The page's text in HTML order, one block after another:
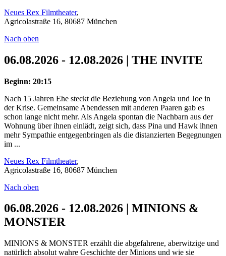
Neues Rex Filmtheater,
Agricolastraße 16, 80687 München
Nach oben
06.08.2026 - 12.08.2026 | THE INVITE
Beginn: 20:15
Nach 15 Jahren Ehe steckt die Beziehung von Angela und Joe in
der Krise. Gemeinsame Abendessen mit anderen Paaren gab es
schon lange nicht mehr. Als Angela spontan die Nachbarn aus der
Wohnung über ihnen einlädt, zeigt sich, dass Pina und Hawk ihnen
mehr Sympathie entgegenbringen als die distanzierten Begegnungen
im ...
Neues Rex Filmtheater,
Agricolastraße 16, 80687 München
Nach oben
06.08.2026 - 12.08.2026 | MINIONS &
MONSTER
MINIONS & MONSTER erzählt die abgefahrene, aberwitzige und
natürlich absolut wahre Geschichte der Minions und wie sie